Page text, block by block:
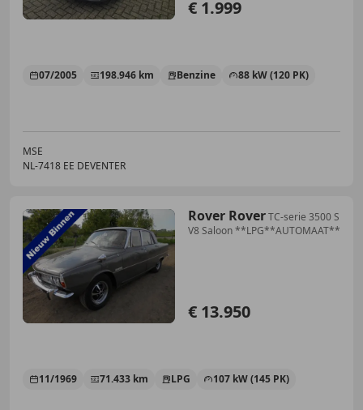
€ 1.999
07/2005 198.946 km Benzine 88 kW (120 PK)
MSE
NL-7418 EE DEVENTER
Rover RoverTC-serie 3500 S
V8 Saloon **LPG**AUTOMAAT**
€ 13.950
11/1969 71.433 km LPG 107 kW (145 PK)